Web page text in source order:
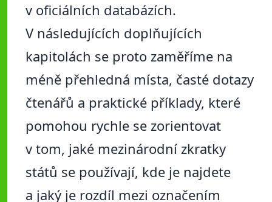
v oficiálních databázích.
V následujících doplňujících
kapitolách se proto zaměříme na
méně přehledná místa, časté dotazy
čtenářů a praktické příklady, které
pomohou rychle se zorientovat
v tom, jaké mezinárodní zkratky
států se používají, kde je najdete
a jaký je rozdíl mezi označením